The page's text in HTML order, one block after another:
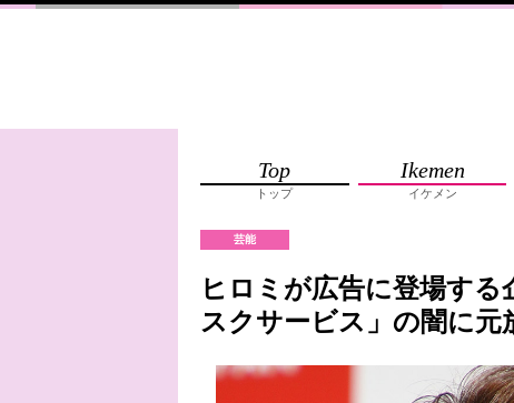
Top
トップ
Ikemen
イケメン
芸能
ヒロミが広告に登場す
スクサービス」の闇に元